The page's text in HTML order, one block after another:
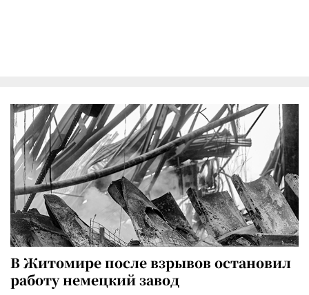
В Житомире после взрывов остановил
работу немецкий завод